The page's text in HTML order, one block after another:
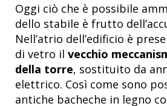
Oggi ciò che è possibile
dello stabile è frutto
Nell’atrio dell’edificio è
di vetro il vecchio
della torre, sostituito da
elettrico. Così come sono
antiche bacheche in legno